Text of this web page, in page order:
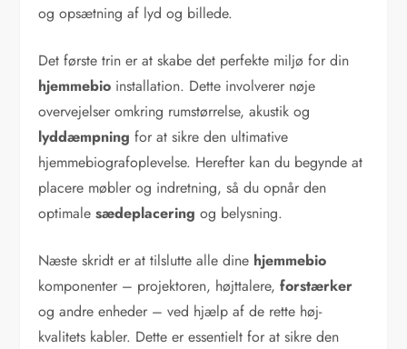
og opsætning af lyd og billede.
Det første trin er at skabe det perfekte miljø for din
hjemmebio installation. Dette involverer nøje
overvejelser omkring rumstørrelse, akustik og
lyddæmpning for at sikre den ultimative
hjemmebiografoplevelse. Herefter kan du begynde at
placere møbler og indretning, så du opnår den
optimalesædeplacering og belysning.
Næste skridt er at tilslutte alle dine hjemmebio
komponenter – projektoren, højttalere,forstærker
og andre enheder – ved hjælp af de rette høj-
kvalitets kabler. Dette er essentielt for at sikre den